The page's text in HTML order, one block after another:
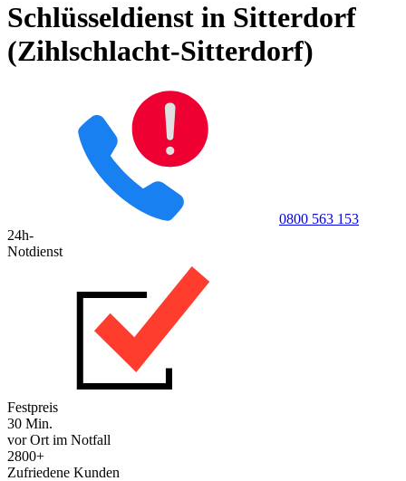
Schlüsseldienst in Sitterdorf
(Zihlschlacht-Sitterdorf)
0800 563 153
24h-
Notdienst
Festpreis
30 Min.
vor Ort im Notfall
2800+
Zufriedene Kunden